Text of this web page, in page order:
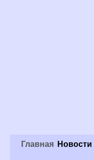
Главная Новости